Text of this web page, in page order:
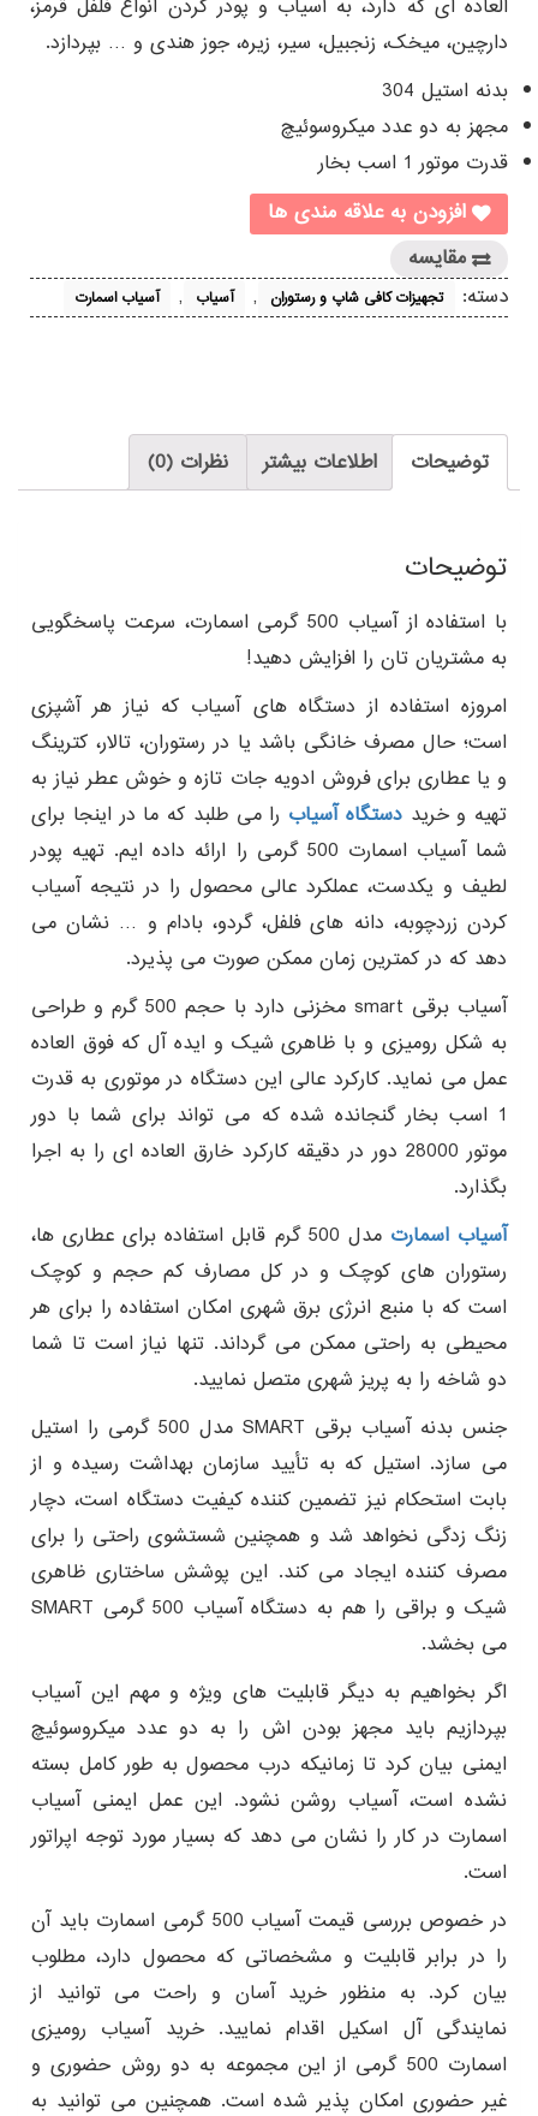
العاده ای که دارد، به آسیاب و پودر کردن انواع فلفل قرمز،
دارچین، میخک، زنجبیل، سیر، زیره، جوز هندی و … بپردازد.
بدنه استیل 304
مجهز به دو عدد میکروسوئیچ
قدرت موتور 1 اسب بخار
افزودن به علاقه مندی ها
مقایسه
دسته:
تجهیزات کافی شاپ و رستوران , آسیاب , آسیاب اسمارت
توضیحات اطلاعات بیشتر نظرات (0)
توضیحات
با استفاده از آسیاب 500 گرمی اسمارت، سرعت پاسخگویی
به مشتریان تان را افزایش دهید!
امروزه استفاده از دستگاه های آسیاب که نیاز هر آشپزی
است؛ حال مصرف خانگی باشد یا در رستوران، تالار، کترینگ
و یا عطاری برای فروش ادویه جات تازه و خوش عطر نیاز به
تهیه و خریددستگاه آسیاب را می طلبد که ما در اینجا برای
شما آسیاب اسمارت 500 گرمی را ارائه داده ایم. تهیه پودر
لطیف و یکدست، عملکرد عالی محصول را در نتیجه آسیاب
کردن زردچوبه، دانه های فلفل، گردو، بادام و … نشان می
دهد که در کمترین زمان ممکن صورت می پذیرد.
آسیاب برقی smart مخزنی دارد با حجم 500 گرم و طراحی
به شکل رومیزی و با ظاهری شیک و ایده آل که فوق العاده
عمل می نماید. کارکرد عالی این دستگاه در موتوری به قدرت
1 اسب بخار گنجانده شده که می تواند برای شما با دور
موتور 28000 دور در دقیقه کارکرد خارق العاده ای را به اجرا
بگذارد.
آسیاب اسمارت
مدل 500 گرم قابل استفاده برای عطاری ها،
رستوران های کوچک و در کل مصارف کم حجم و کوچک
است که با منبع انرژی برق شهری امکان استفاده را برای هر
محیطی به راحتی ممکن می گرداند. تنها نیاز است تا شما
دو شاخه را به پریز شهری متصل نمایید.
جنس بدنه آسیاب برقی SMART مدل 500 گرمی را استیل
می سازد. استیل که به تأیید سازمان بهداشت رسیده و از
بابت استحکام نیز تضمین کننده کیفیت دستگاه است، دچار
زنگ زدگی نخواهد شد و همچنین شستشوی راحتی را برای
مصرف کننده ایجاد می کند. این پوشش ساختاری ظاهری
شیک و براقی را هم به دستگاه آسیاب 500 گرمی SMART
می بخشد.
اگر بخواهیم به دیگر قابلیت های ویژه و مهم این آسیاب
بپردازیم باید مجهز بودن اش را به دو عدد میکروسوئیچ
ایمنی بیان کرد تا زمانیکه درب محصول به طور کامل بسته
نشده است، آسیاب روشن نشود. این عمل ایمنی آسیاب
اسمارت در کار را نشان می دهد که بسیار مورد توجه اپراتور
است.
در خصوص بررسی قیمت آسیاب 500 گرمی اسمارت باید آن
را در برابر قابلیت و مشخصاتی که محصول دارد، مطلوب
بیان کرد. به منظور خرید آسان و راحت می توانید از
نمایندگی آل اسکیل اقدام نمایید. خرید آسیاب رومیزی
اسمارت 500 گرمی از این مجموعه به دو روش حضوری و
غیر حضوری امکان پذیر شده است. همچنین می توانید به